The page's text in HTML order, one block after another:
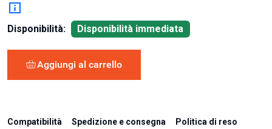
Disponibilità: Disponibilità immediata
Aggiungi al carrello
Compatibilità Spedizione e consegna Politica di reso